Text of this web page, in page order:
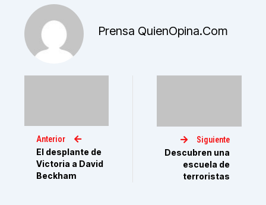
Prensa QuienOpina.com
Anterior
El desplante de
Victoria a David
Beckham
Siguiente
Descubren una
escuela de
terroristas